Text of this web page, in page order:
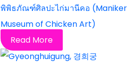
พิพิธภัณฑ์ศิลปะไก่มานีคอ (Maniker
Museum of Chicken Art)
Read More